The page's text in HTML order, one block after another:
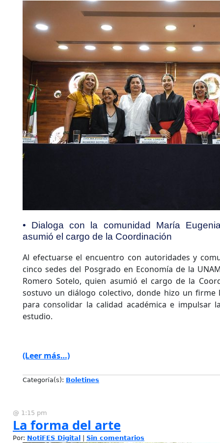
• Dialoga con la comunidad María
asumió el cargo de la Coordinación
Al efectuarse el encuentro con autoridades y
cinco sedes del Posgrado en Economía de la
Romero Sotelo, quien asumió el cargo de la
sostuvo un diálogo colectivo, donde hizo un
para consolidar la calidad académica e impulsar
estudio.
(Leer más…)
Categoría(s): Boletines
@ 1:15 pm
La forma del arte
Por: NotiFES Digital | Sin comentarios